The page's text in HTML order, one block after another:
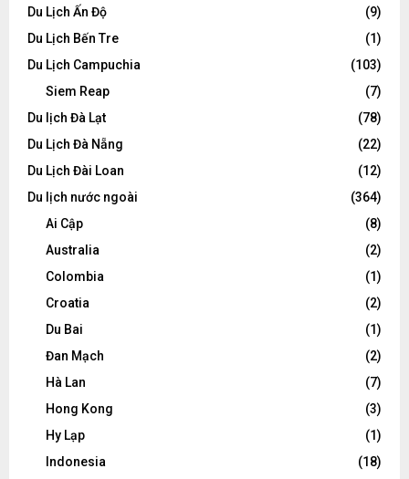
Du Lịch Ấn Độ
(9)
Du Lịch Bến Tre
(1)
Du Lịch Campuchia
(103)
Siem Reap
(7)
Du lịch Đà Lạt
(78)
Du Lịch Đà Nẵng
(22)
Du Lịch Đài Loan
(12)
Du lịch nước ngoài
(364)
Ai Cập
(8)
Australia
(2)
Colombia
(1)
Croatia
(2)
Du Bai
(1)
Đan Mạch
(2)
Hà Lan
(7)
Hong Kong
(3)
Hy Lạp
(1)
Indonesia
(18)